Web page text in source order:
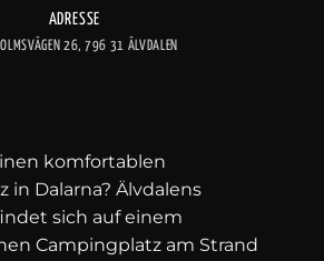
ADRESSE
26, 796 31 ÄLVDALEN
komfortablen
in Dalarna? Älvdalens
sich auf einem
Campingplatz am Strand